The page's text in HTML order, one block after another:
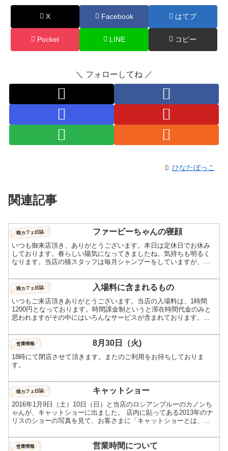
X Facebook はてブ
Pocket LINE コピー
＼ フォローしてね ／
ひなたぼっこ
関連記事
猫カフェ日誌 ファービーちゃんの寝顔
いつも御来店頂き、ありがとうございます。本日は定休日でお休み
しております。春らしい陽気になってきましたね。気持ちも明るく
なります。当店の猫スタッフは毎月シャンプーをしていますが、今
し...
猫カフェ日誌 入場料に含まれるもの
いつもご来店頂きありがとうございます。当店の入場料は、1時間
1200円となっております。時間課金制というと滞在時間代金のみと
思われますがその中にはいろんなサービスが含まれております。入
営業情報 8月30日（火)
18時にて閉店させて頂きます。またのご利用をお待ちしておりま
す。
猫カフェ日誌 キャットショー
2016年1月9日（土）10日（日）と当店のロシアンブルーのカノンち
ゃんが、キャットショーに出ました。 店内に貼ってある2013年のナ
リスのショーの写真を見て、お客さまに「キャットショーとは、何
営業情報 営業時間について